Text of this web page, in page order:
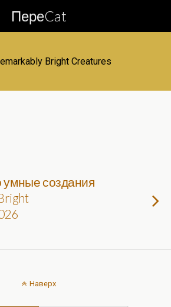
ПереCat
Bright Creatures
создания
Наверх